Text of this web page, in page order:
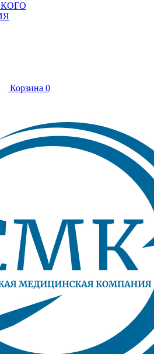
Корзина 0